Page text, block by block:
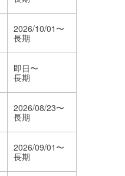
2026/10/01〜
長期
即日〜
長期
2026/08/23〜
長期
2026/09/01〜
長期